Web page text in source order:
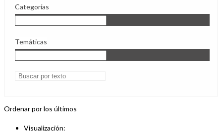
Categorías
Temáticas
Ordenar por los últimos
Visualización: